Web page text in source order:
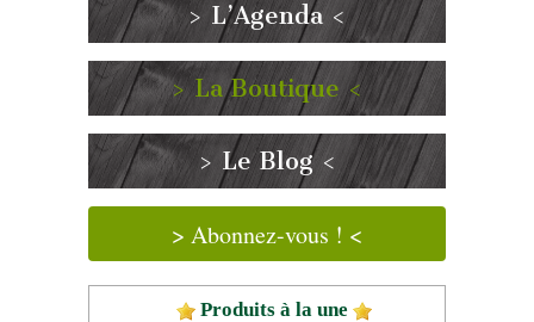
> L’Agenda <
> La Boutique <
> Le Blog <
> Abonnez-vous ! <
Produits à la une